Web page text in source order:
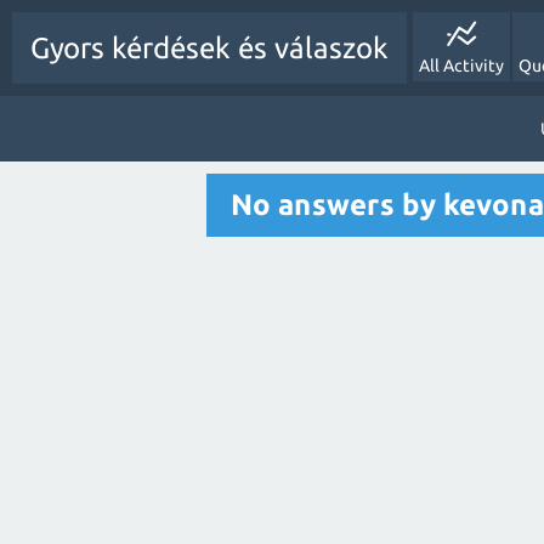
Gyors kérdések és válaszok
All Activity
No answers by